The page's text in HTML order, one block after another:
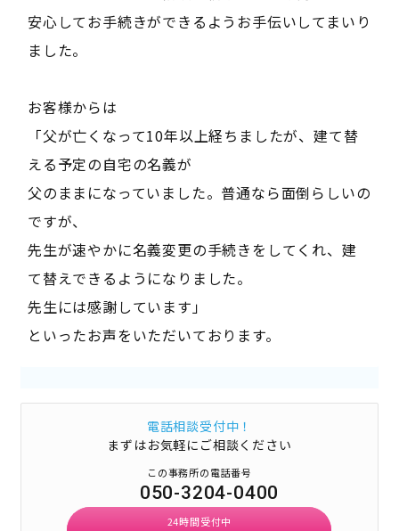
安心してお手続きができるようお手伝いしてまいり
ました。
お客様からは
「父が亡くなって10年以上経ちましたが、建て替
える予定の自宅の名義が
父のままになっていました。普通なら面倒らしいの
ですが、
先生が速やかに名義変更の手続きをしてくれ、建
て替えできるようになりました。
先生には感謝しています」
といったお声をいただいております。
電話相談受付中！
まずはお気軽にご相談ください
この事務所の電話番号
050-3204-0400
24時間受付中